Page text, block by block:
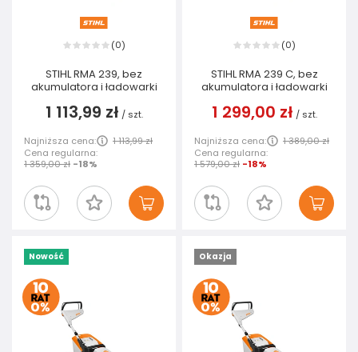
(0)
STIHL RMA 239, bez
akumulatora i ładowarki
1 113,99 zł / szt.
Najniższa cena:
1 113,99 zł
Cena regularna:
1 359,00 zł -18%
(0)
STIHL RMA 239 C, bez
akumulatora i ładowarki
1 299,00 zł / szt.
Najniższa cena:
1 389,00 zł
Cena regularna:
1 579,00 zł -18%
Nowość Okazja